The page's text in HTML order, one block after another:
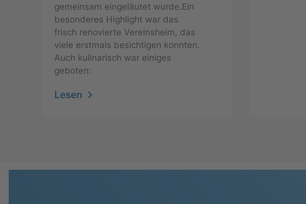
gemeinsam eingeläutet wurde.Ein
besonderes Highlight war das
frisch renovierte Vereinsheim, das
viele erstmals besichtigen konnten.
Auch kulinarisch war einiges
geboten:
Lesen